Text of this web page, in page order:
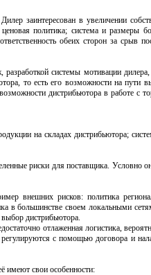
заинтересован в увеличении
политика; система и размеры
обеих сторон за срыв
системы мотивации дилера,
то есть его возможности на пути
дистрибьютора в работе с
на складах дистрибьютора;
риски для поставщика. Условно
внешних рисков: политика
в большинстве своем локальными
дистрибьютора.
отлаженная логистика,
с помощью договора и
имеют свои особенности: